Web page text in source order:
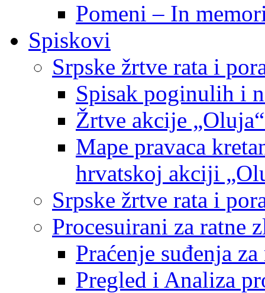
Pomeni – In
Spiskovi
Srpske žrtve rata i
Spisak poginulih i
Žrtve akcije
Mape pravaca
hrvatskoj akciji
Srpske žrtve rata i
Procesuirani za ratne
Praćenje suđenja
Pregled i Analiza